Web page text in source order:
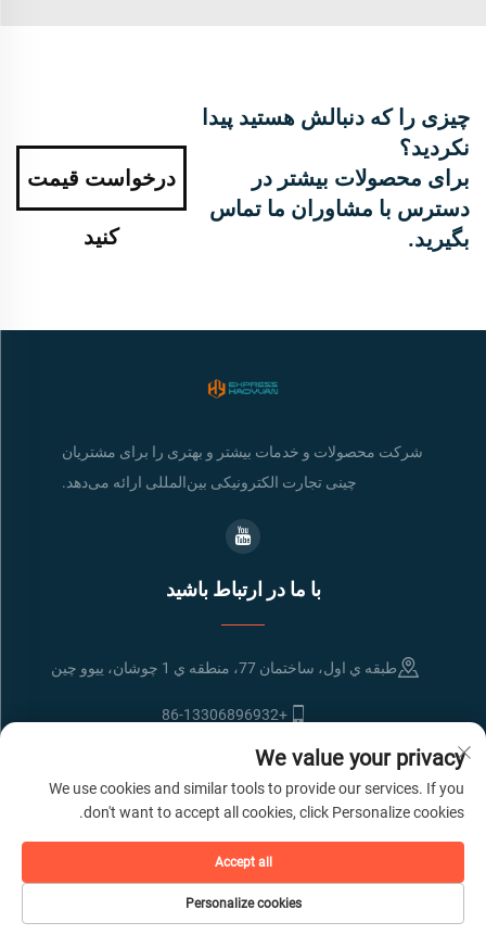
چیزی را که دنبالش هستید پیدا
نکردید؟
برای محصولات بیشتر در
دسترس با مشاوران ما تماس
بگیرید.
درخواست قیمت
کنید
شرکت محصولات و خدمات بیشتر و بهتری را برای مشتریان
چینی تجارت الکترونیکی بین‌المللی ارائه می‌دهد.
با ما در ارتباط باشید
طبقه ي اول، ساختمان 77، منطقه ي 1 چوشان، ييوو چين
+86-13306896932
[email protected]
حق چاپ © شرکت انتقال حمل و نقل بین المللی ییوو لیانباو
سیاست حفظ حریم
خصوصی
We value your privacy
We use cookies and similar tools to provide our services. If you
don't want to accept all cookies, click Personalize cookies.
Personalize cookies
Accept all